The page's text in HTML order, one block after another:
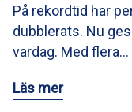
På rekordtid har
dubblerats. Nu
vardag. Med flera…
Läs mer